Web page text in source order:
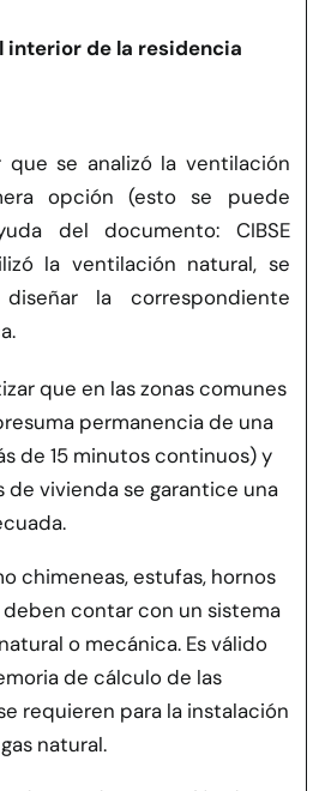
interior de la residencia
se analizó la ventilación
opción (esto se puede
del documento: CIBSE
la ventilación natural, se
la correspondiente
que en las zonas comunes
permanencia de una
de 15 minutos continuos) y
de vivienda se garantice una
chimeneas, estufas, hornos
contar con un sistema
o mecánica. Es válido
de cálculo de las
requieren para la instalación
natural.